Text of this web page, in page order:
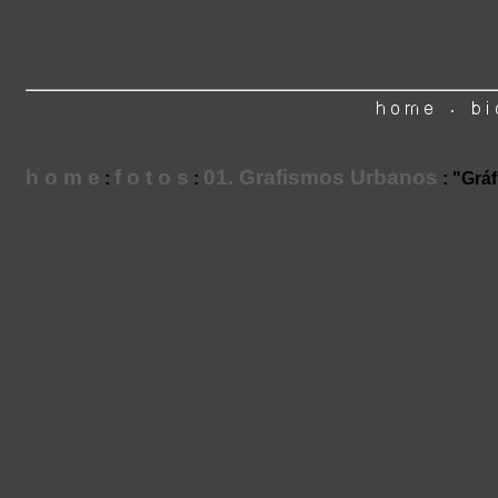
h o m e : f o t o s : 01. Grafismos Urbanos :